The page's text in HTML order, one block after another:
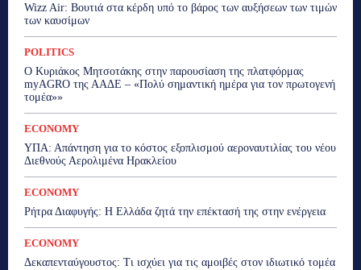
Wizz Air: Βουτιά στα κέρδη υπό το βάρος των αυξήσεων των τιμών
των καυσίμων
POLITICS
Ο Κυριάκος Μητσοτάκης στην παρουσίαση της πλατφόρμας
myAGRO της ΑΑΔΕ – «Πολύ σημαντική ημέρα για τον πρωτογενή
τομέα»»
ECONOMY
ΥΠΑ: Απάντηση για το κόστος εξοπλισμού αεροναυτιλίας του νέου
Διεθνούς Αερολιμένα Ηρακλείου
ECONOMY
Ρήτρα Διαφυγής: Η Ελλάδα ζητά την επέκτασή της στην ενέργεια
ECONOMY
Δεκαπενταύγουστος: Τι ισχύει για τις αμοιβές στον ιδιωτικό τομέα